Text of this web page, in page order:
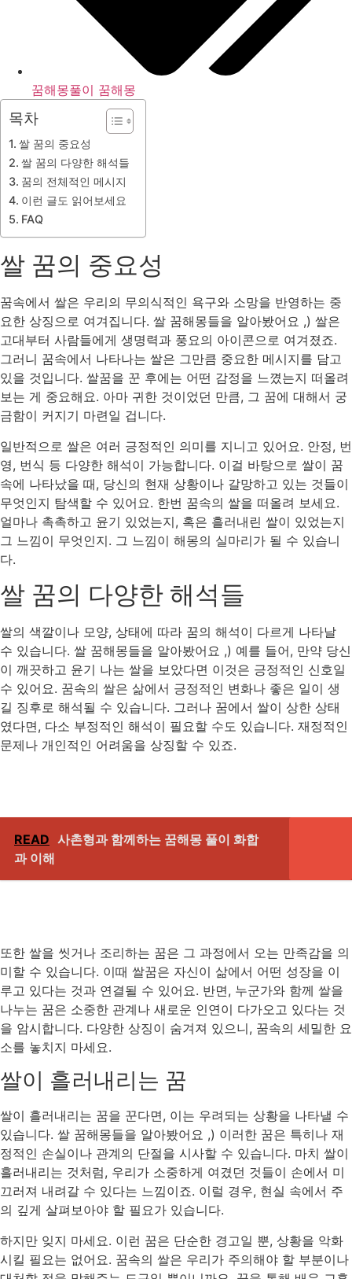
꿈해몽풀이 꿈해몽
목차
쌀 꿈의 중요성
쌀 꿈의 다양한 해석들
꿈의 전체적인 메시지
이런 글도 읽어보세요
FAQ
쌀 꿈의 중요성
꿈속에서 쌀은 우리의 무의식적인 욕구와 소망을 반영하는 중
요한 상징으로 여겨집니다. 쌀 꿈해몽들을 알아봤어요 ,) 쌀은
고대부터 사람들에게 생명력과 풍요의 아이콘으로 여겨졌죠.
그러니 꿈속에서 나타나는 쌀은 그만큼 중요한 메시지를 담고
있을 것입니다. 쌀꿈을 꾼 후에는 어떤 감정을 느꼈는지 떠올려
보는 게 중요해요. 아마 귀한 것이었던 만큼, 그 꿈에 대해서 궁
금함이 커지기 마련일 겁니다.
일반적으로 쌀은 여러 긍정적인 의미를 지니고 있어요. 안정, 번
영, 번식 등 다양한 해석이 가능합니다. 이걸 바탕으로 쌀이 꿈
속에 나타났을 때, 당신의 현재 상황이나 갈망하고 있는 것들이
무엇인지 탐색할 수 있어요. 한번 꿈속의 쌀을 떠올려 보세요.
얼마나 촉촉하고 윤기 있었는지, 혹은 흘러내린 쌀이 있었는지
그 느낌이 무엇인지. 그 느낌이 해몽의 실마리가 될 수 있습니
다.
쌀 꿈의 다양한 해석들
쌀의 색깔이나 모양, 상태에 따라 꿈의 해석이 다르게 나타날
수 있습니다. 쌀 꿈해몽들을 알아봤어요 ,) 예를 들어, 만약 당신
이 깨끗하고 윤기 나는 쌀을 보았다면 이것은 긍정적인 신호일
수 있어요. 꿈속의 쌀은 삶에서 긍정적인 변화나 좋은 일이 생
길 징후로 해석될 수 있습니다. 그러나 꿈에서 쌀이 상한 상태
였다면, 다소 부정적인 해석이 필요할 수도 있습니다. 재정적인
문제나 개인적인 어려움을 상징할 수 있죠.
READ 사촌형과 함께하는 꿈해몽 풀이 화합
과 이해
또한 쌀을 씻거나 조리하는 꿈은 그 과정에서 오는 만족감을 의
미할 수 있습니다. 이때 쌀꿈은 자신이 삶에서 어떤 성장을 이
루고 있다는 것과 연결될 수 있어요. 반면, 누군가와 함께 쌀을
나누는 꿈은 소중한 관계나 새로운 인연이 다가오고 있다는 것
을 암시합니다. 다양한 상징이 숨겨져 있으니, 꿈속의 세밀한 요
소를 놓치지 마세요.
쌀이 흘러내리는 꿈
쌀이 흘러내리는 꿈을 꾼다면, 이는 우려되는 상황을 나타낼 수
있습니다. 쌀 꿈해몽들을 알아봤어요 ,) 이러한 꿈은 특히나 재
정적인 손실이나 관계의 단절을 시사할 수 있습니다. 마치 쌀이
흘러내리는 것처럼, 우리가 소중하게 여겼던 것들이 손에서 미
끄러져 내려갈 수 있다는 느낌이죠. 이럴 경우, 현실 속에서 주
의 깊게 살펴보아야 할 필요가 있습니다.
하지만 잊지 마세요. 이런 꿈은 단순한 경고일 뿐, 상황을 악화
시킬 필요는 없어요. 꿈속의 쌀은 우리가 주의해야 할 부분이나